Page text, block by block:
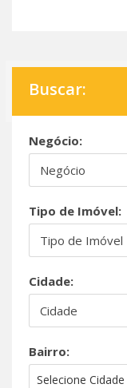
Buscar:
Negócio:
Tipo de Imóvel:
Cidade:
Bairro:
Selecione Cidade